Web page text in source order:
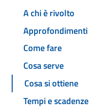
A chi è rivolto
Approfondimenti
Come fare
Cosa serve
Cosa si ottiene
Tempi e scadenze